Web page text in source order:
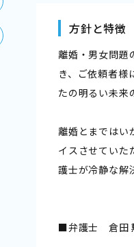
方針と特徴
離婚・男女問題
き、ご依頼者様
たの明るい未来
離婚とまではい
イスさせていた
護士が冷静な解
■弁護士 倉田